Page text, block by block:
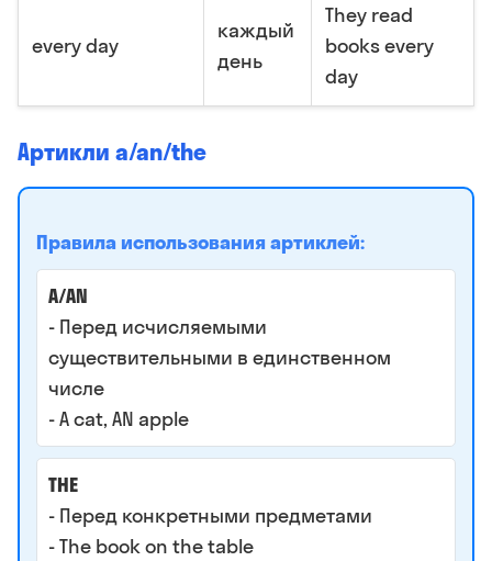
every day
каждый
день
They read
books every
day
Артикли a/an/the
Правила использования артиклей:
A/AN
- Перед исчисляемыми
существительными в единственном
числе
- A cat, AN apple
THE
- Перед конкретными предметами
- The book on the table